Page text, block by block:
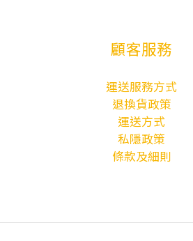
顧客服務
運送服務方式
退換貨政策
運送方式
私隱政策
條款及細則